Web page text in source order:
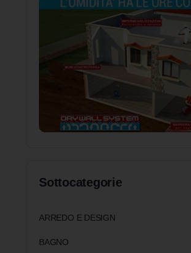
Sottocategorie
ARREDO E DESIGN
BAGNO